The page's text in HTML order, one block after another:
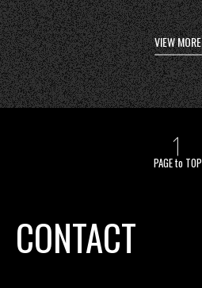
VIEW MORE
PAGE to TOP
CONTACT